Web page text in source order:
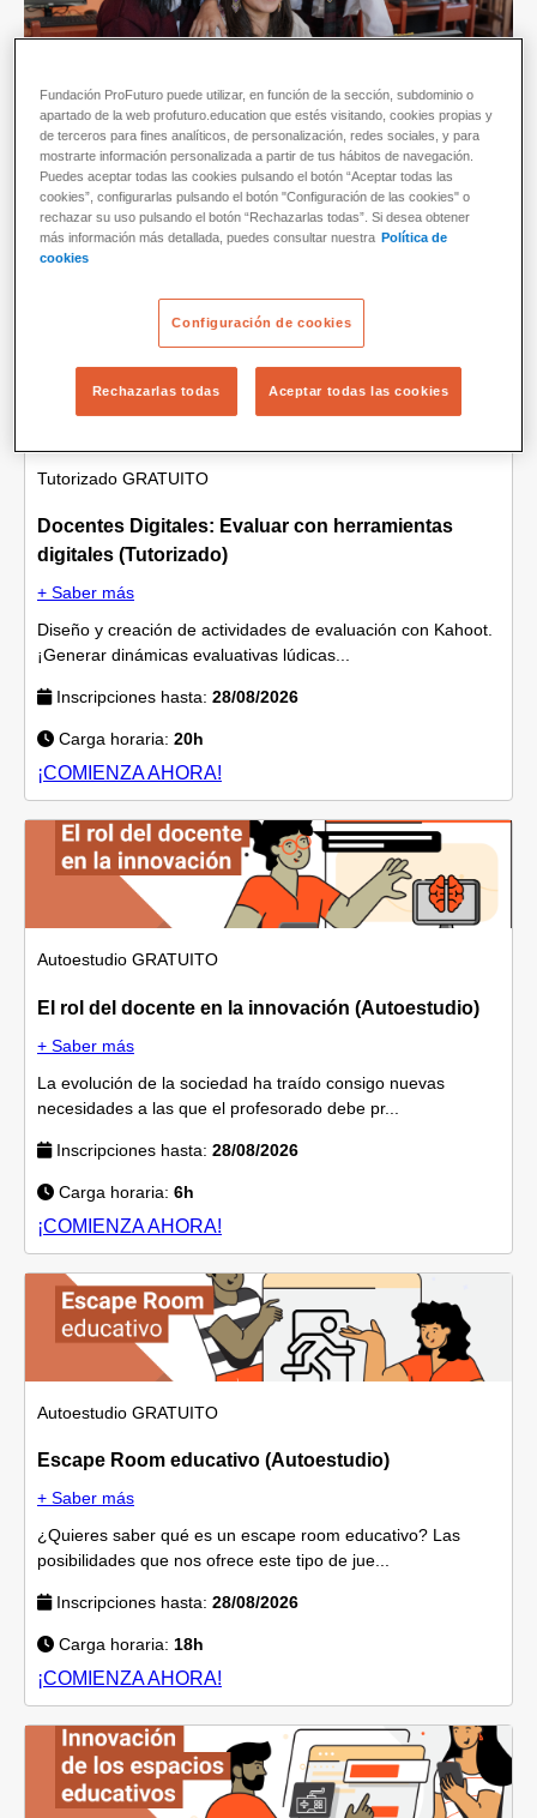
Tutorizado GRATUITO
Docentes Digitales: Evaluar con herramientas
digitales (Tutorizado)
+ Saber más
Diseño y creación de actividades de evaluación con Kahoot.
¡Generar dinámicas evaluativas lúdicas...
Inscripciones hasta: 28/08/2026
Carga horaria: 20h
¡COMIENZA AHORA!
Autoestudio GRATUITO
El rol del docente en la innovación (Autoestudio)
+ Saber más
La evolución de la sociedad ha traído consigo nuevas
necesidades a las que el profesorado debe pr...
Inscripciones hasta: 28/08/2026
Carga horaria: 6h
¡COMIENZA AHORA!
Autoestudio GRATUITO
Escape Room educativo (Autoestudio)
+ Saber más
¿Quieres saber qué es un escape room educativo? Las
posibilidades que nos ofrece este tipo de jue...
Inscripciones hasta: 28/08/2026
Carga horaria: 18h
¡COMIENZA AHORA!
Fundación ProFuturo puede utilizar, en función de la sección, subdominio o
apartado de la web profuturo.education que estés visitando, cookies propias y
de terceros para fines analíticos, de personalización, redes sociales, y para
mostrarte información personalizada a partir de tus hábitos de navegación.
Puedes aceptar todas las cookies pulsando el botón “Aceptar todas las
cookies”, configurarlas pulsando el botón "Configuración de las cookies" o
rechazar su uso pulsando el botón “Rechazarlas todas”. Si desea obtener
más información más detallada, puedes consultar nuestra Política de
cookies
Configuración de cookies
Rechazarlas todas Aceptar todas las cookies